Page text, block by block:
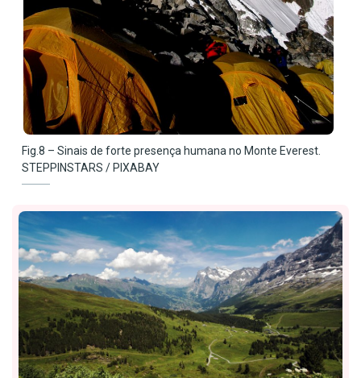
Fig.8 – Sinais de forte presença humana no Monte Everest.
STEPPINSTARS / PIXABAY